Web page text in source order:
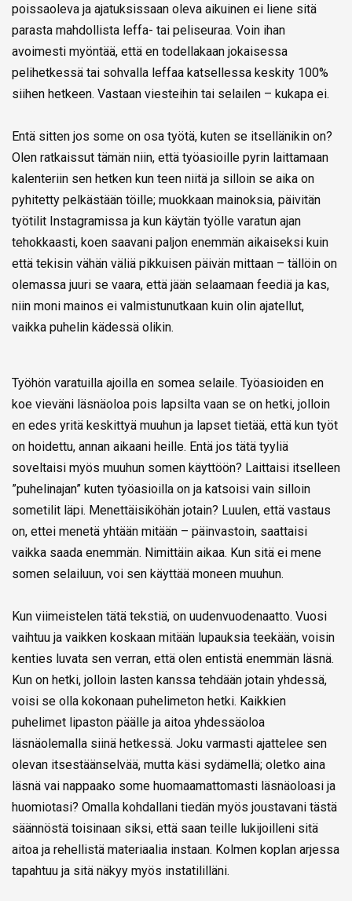
poissaoleva ja ajatuksissaan oleva aikuinen ei liene sitä
parasta mahdollista leffa- tai peliseuraa. Voin ihan
avoimesti myöntää, että en todellakaan jokaisessa
pelihetkessä tai sohvalla leffaa katsellessa keskity 100%
siihen hetkeen. Vastaan viesteihin tai selailen – kukapa ei.
Entä sitten jos some on osa työtä, kuten se itsellänikin on?
Olen ratkaissut tämän niin, että työasioille pyrin laittamaan
kalenteriin sen hetken kun teen niitä ja silloin se aika on
pyhitetty pelkästään töille; muokkaan mainoksia, päivitän
työtilit Instagramissa ja kun käytän työlle varatun ajan
tehokkaasti, koen saavani paljon enemmän aikaiseksi kuin
että tekisin vähän väliä pikkuisen päivän mittaan – tällöin on
olemassa juuri se vaara, että jään selaamaan feediä ja kas,
niin moni mainos ei valmistunutkaan kuin olin ajatellut,
vaikka puhelin kädessä olikin.
Työhön varatuilla ajoilla en somea selaile. Työasioiden en
koe vieväni läsnäoloa pois lapsilta vaan se on hetki, jolloin
en edes yritä keskittyä muuhun ja lapset tietää, että kun työt
on hoidettu, annan aikaani heille. Entä jos tätä tyyliä
soveltaisi myös muuhun somen käyttöön? Laittaisi itselleen
”puhelinajan” kuten työasioilla on ja katsoisi vain silloin
sometilit läpi. Menettäisiköhän jotain? Luulen, että vastaus
on, ettei menetä yhtään mitään – päinvastoin, saattaisi
vaikka saada enemmän. Nimittäin aikaa. Kun sitä ei mene
somen selailuun, voi sen käyttää moneen muuhun.
Kun viimeistelen tätä tekstiä, on uudenvuodenaatto. Vuosi
vaihtuu ja vaikken koskaan mitään lupauksia teekään, voisin
kenties luvata sen verran, että olen entistä enemmän läsnä.
Kun on hetki, jolloin lasten kanssa tehdään jotain yhdessä,
voisi se olla kokonaan puhelimeton hetki. Kaikkien
puhelimet lipaston päälle ja aitoa yhdessäoloa
läsnäolemalla siinä hetkessä. Joku varmasti ajattelee sen
olevan itsestäänselvää, mutta käsi sydämellä; oletko aina
läsnä vai nappaako some huomaamattomasti läsnäoloasi ja
huomiotasi? Omalla kohdallani tiedän myös joustavani tästä
säännöstä toisinaan siksi, että saan teille lukijoilleni sitä
aitoa ja rehellistä materiaalia instaan. Kolmen koplan arjessa
tapahtuu ja sitä näkyy myös instatililläni.